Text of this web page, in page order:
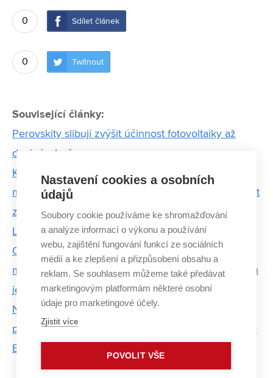
0 Sdílet článek
0 Twítnout
Související články:
Perovskity slibují zvýšit účinnost fotovoltaiky až
dvojnásobně
K měření teploty nanočástic využívá elektronový
mikroskop. V doktorské práci chce oceněný student
zmapovat, jak teplo zhoršuje rozlišení
Lukáš Zezulka využívá techniku ve službách fyziky
Oceněná studentka z CEITEC VUT zkoumá
mikroplasty v těle. Chce přinést spolehlivou metodu
jejich identifikace
Nanokrystaly, které rozkládají znečišťující látky
pomocí světla. Seznamte se s prací vítězky soutěže
Brno PhD Talent
Nastavení cookies a osobních
údajů
Soubory cookie používáme ke shromažďování
a analýze informací o výkonu a používání
webu, zajištění fungování funkcí ze sociálních
médií a ke zlepšení a přizpůsobení obsahu a
reklam. Se souhlasem můžeme také předávat
marketingovým platformám některé osobní
údaje pro marketingové účely.
Zjistit více
POVOLIT VŠE